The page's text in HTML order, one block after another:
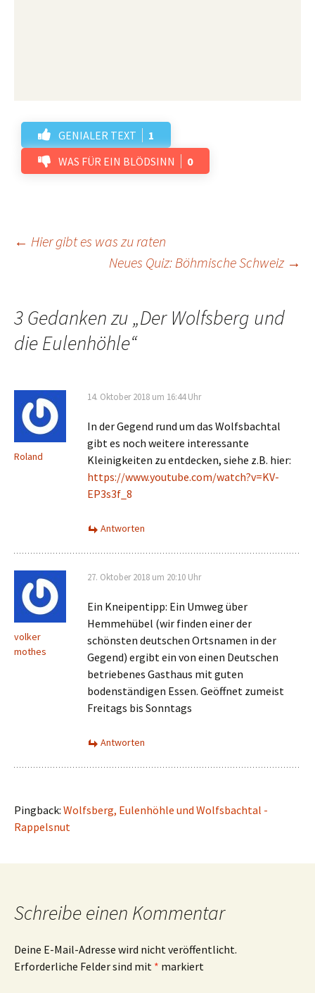
GENIALER TEXT
1
WAS FÜR EIN BLÖDSINN
0
Beitrags-
← Hier gibt es was zu raten
Neues Quiz: Böhmische Schweiz →
3 Gedanken zu „Der Wolfsberg und
die Eulenhöhle“
Roland
14. Oktober 2018 um 16:44 Uhr
In der Gegend rund um das Wolfsbachtal
gibt es noch weitere interessante
Kleinigkeiten zu entdecken, siehe z.B. hier:
https://www.youtube.com/watch?v=KV-
EP3s3f_8
Antworten
volker
mothes
27. Oktober 2018 um 20:10 Uhr
Ein Kneipentipp: Ein Umweg über
Hemmehübel (wir finden einer der
schönsten deutschen Ortsnamen in der
Gegend) ergibt ein von einen Deutschen
betriebenes Gasthaus mit guten
bodenständigen Essen. Geöffnet zumeist
Freitags bis Sonntags
Antworten
Pingback: Wolfsberg, Eulenhöhle und Wolfsbachtal -
Rappelsnut
Schreibe einen Kommentar
Deine E-Mail-Adresse wird nicht veröffentlicht.
Erforderliche Felder sind mit * markiert